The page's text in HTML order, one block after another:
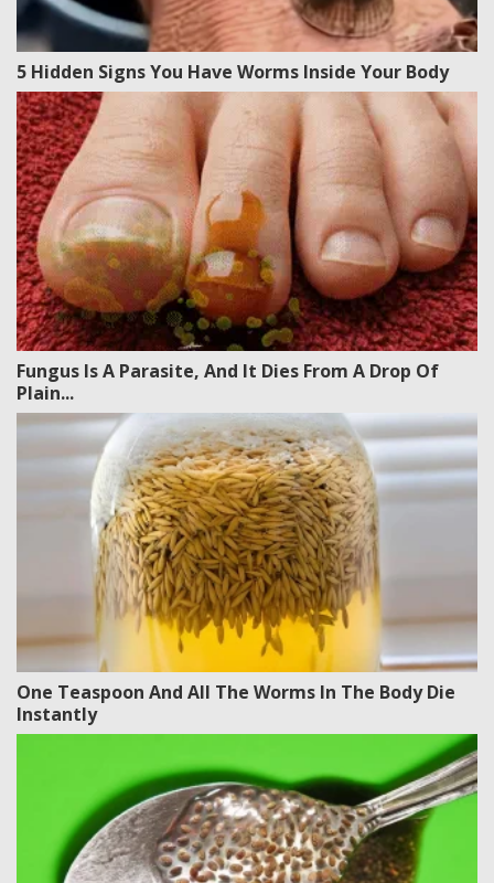
5 Hidden Signs You Have Worms Inside Your Body
Fungus Is A Parasite, And It Dies From A Drop Of
Plain...
One Teaspoon And All The Worms In The Body Die
Instantly